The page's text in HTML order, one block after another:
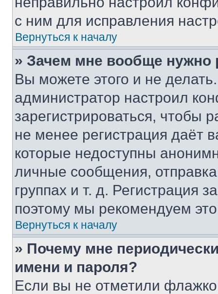
с ним для исправления
Вернуться к началу
» Зачем мне вообще нужно
Вы можете этого и не
администратор настроил
зарегистрироваться, чтобы
не менее регистрация даёт
которые недоступны
личные сообщения,
группах и т. д. Регистрация
поэтому мы рекомендуем
Вернуться к началу
» Почему мне
имени и пароля?
Если вы не отметили